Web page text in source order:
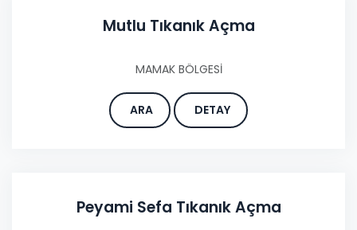
Mutlu Tıkanık Açma
MAMAK BÖLGESİ
ARA DETAY
Peyami Sefa Tıkanık Açma